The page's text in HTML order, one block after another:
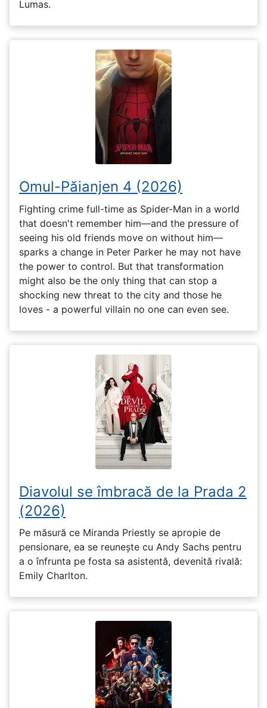
Lumas.
Omul-Păianjen 4 (2026)
Fighting crime full-time as Spider-Man in a world
that doesn't remember him—and the pressure of
seeing his old friends move on without him—
sparks a change in Peter Parker he may not have
the power to control. But that transformation
might also be the only thing that can stop a
shocking new threat to the city and those he
loves - a powerful villain no one can even see.
Diavolul se îmbracă de la Prada 2
(2026)
Pe măsură ce Miranda Priestly se apropie de
pensionare, ea se reunește cu Andy Sachs pentru
a o înfrunta pe fosta sa asistentă, devenită rivală:
Emily Charlton.